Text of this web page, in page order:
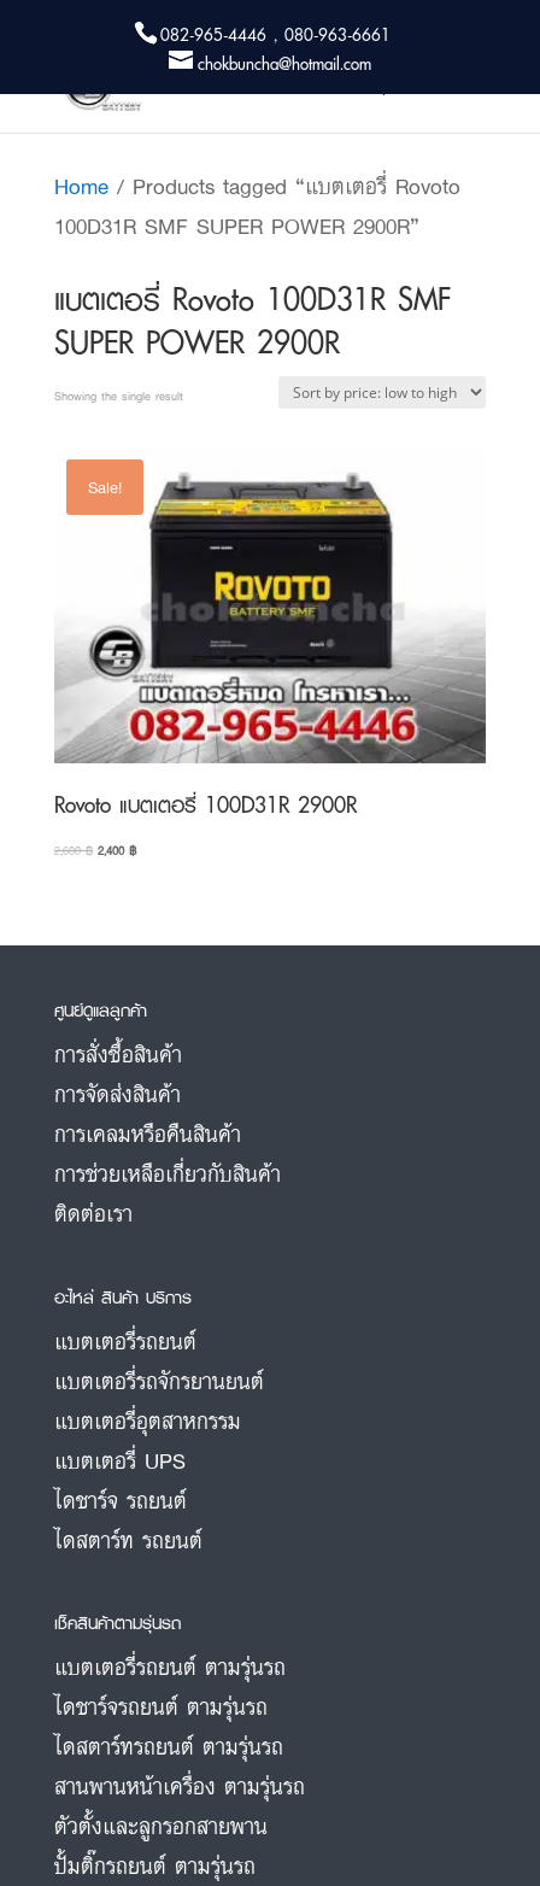
082-965-4446 , 080-963-6661
chokbuncha@hotmail.com
Home/ Products tagged “แบตเตอรี่ Rovoto
100D31R SMF SUPER POWER 2900R”
แบตเตอรี่ Rovoto 100D31R SMF
SUPER POWER 2900R
Showing the single result
Sale!
Rovoto แบตเตอรี่ 100D31R 2900R
2,600฿ Original
2,400฿Current
ศูนย์ดูแลลูกค้า
การสั่งซื้อสินค้า
การจัดส่งสินค้า
การเคลมหรือคืนสินค้า
การช่วยเหลือเกี่ยวกับสินค้า
ติดต่อเรา
อะไหล่ สินค้า บริการ
แบตเตอรี่รถยนต์
แบตเตอรี่รถจักรยานยนต์
แบตเตอรี่อุตสาหกรรม
แบตเตอรี่ UPS
ไดชาร์จ รถยนต์
ไดสตาร์ท รถยนต์
เช็คสินค้าตามรุ่นรถ
แบตเตอรี่รถยนต์ ตามรุ่นรถ
ไดชาร์จรถยนต์ ตามรุ่นรถ
ไดสตาร์ทรถยนต์ ตามรุ่นรถ
สานพานหน้าเครื่อง ตามรุ่นรถ
ตัวตั้งและลูกรอกสายพาน
ปั้มติ๊กรถยนต์ ตามรุ่นรถ